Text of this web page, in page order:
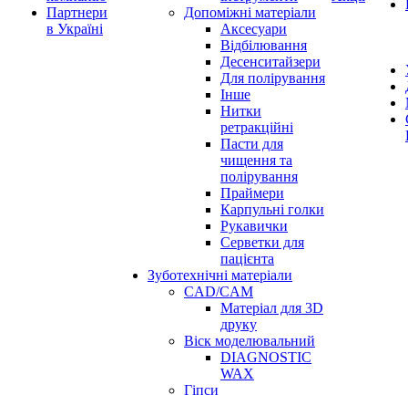
Партнери
в Україні
Допоміжні матеріали
Аксесуари
Відбілювання
Десенситайзери
Для полірування
Інше
Нитки
ретракційні
Пасти для
чищення та
полірування
Праймери
Карпульні голки
Рукавички
Серветки для
пацієнта
Зуботехнічні матеріали
CAD/CAM
Матеріал для 3D
друку
Віск моделювальний
DIAGNOSTIC
WAX
Гіпси